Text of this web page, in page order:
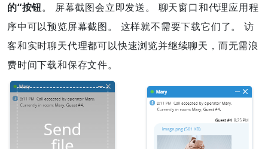
的“按钮。 屏幕截图会立即发送。 聊天窗口和代理应用程
序中可以预览屏幕截图。 这样就不需要下载它们了。 访
客和实时聊天代理都可以快速浏览并继续聊天，而无需浪
费时间下载和保存文件。